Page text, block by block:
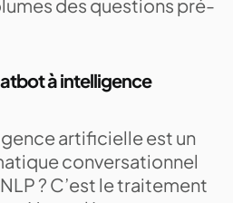
des questions pré-
à intelligence
artificielle est un
conversationnel
? C’est le traitement